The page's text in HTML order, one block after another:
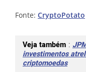
Fonte: CryptoPotato
Veja também :
investimentos
criptomoedas